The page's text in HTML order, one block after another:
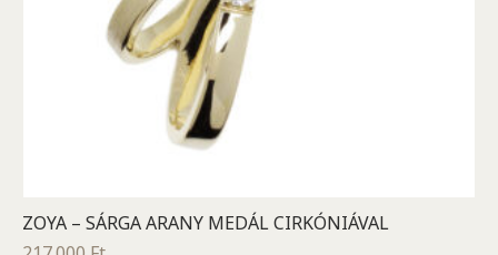
ZOYA – SÁRGA ARANY MEDÁL CIRKÓNIÁVAL